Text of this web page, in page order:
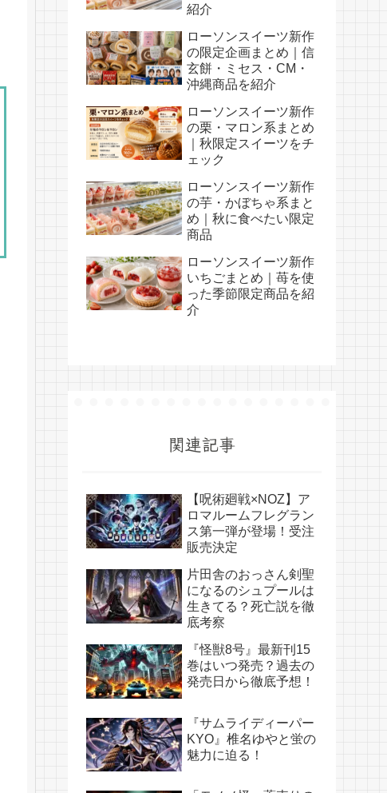
紹介
ローソンスイーツ新作
の限定企画まとめ｜信
玄餅・ミセス・CM・
沖縄商品を紹介
ローソンスイーツ新作
の栗・マロン系まとめ
｜秋限定スイーツをチ
ェック
ローソンスイーツ新作
の芋・かぼちゃ系まと
め｜秋に食べたい限定
商品
ローソンスイーツ新作
いちごまとめ｜苺を使
った季節限定商品を紹
介
関連記事
【呪術廻戦×NOZ】ア
ロマルームフレグラン
ス第一弾が登場！受注
販売決定
片田舎のおっさん剣聖
になるのシュプールは
生きてる？死亡説を徹
底考察
『怪獣8号』最新刊15
巻はいつ発売？過去の
発売日から徹底予想！
『サムライディーパー
KYO』椎名ゆやと蛍の
魅力に迫る！